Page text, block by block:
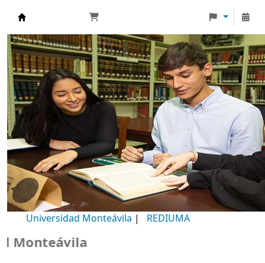
Biblioteca Universidad Monteávila
Universidad Monteávila | REDIUMA